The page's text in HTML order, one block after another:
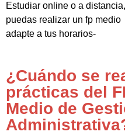
Estudiar online o a
puedas realizar un fp
adapte a tus horarios-
¿Cuándo se
prácticas del
Medio de